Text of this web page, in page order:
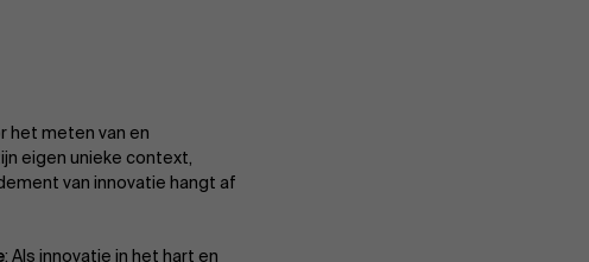
het meten van en
eigen unieke context,
van innovatie hangt af
: Als innovatie in het hart en